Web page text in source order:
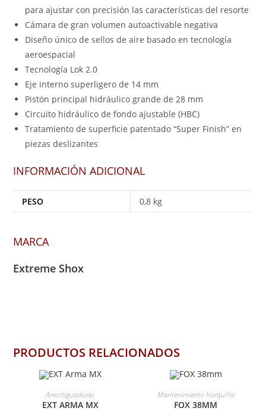
para ajustar con precisión las características del resorte
Cámara de gran volumen autoactivable negativa
Diseño único de sellos de aire basado en tecnología
aeroespacial
Tecnología Lok 2.0
Eje interno superligero de 14 mm
Pistón principal hidráulico grande de 28 mm
Circuito hidráulico de fondo ajustable (HBC)
Tratamiento de superficie patentado “Super Finish” en
piezas deslizantes
INFORMACIÓN ADICIONAL
PESO 0,8 kg
MARCA
Extreme Shox
PRODUCTOS RELACIONADOS
AÑADIR AL CARRITO
Amortiguadores
EXT ARMA MX
SELECCIONAR OPCIONES
Mantenimiento horquilla
FOX 38MM